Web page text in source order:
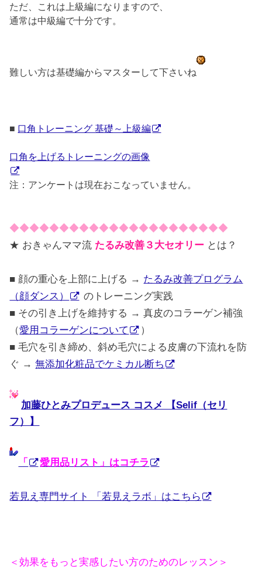
ただ、これは上級編になりますので、
通常は中級編で十分です。
難しい方は基礎編からマスターして下さいね
■ 口角トレーニング 基礎～上級編
口角を上げるトレーニングの画像
注：アンケートは現在おこなっていません。
◆◆◆◆◆◆◆◆◆◆◆◆◆◆◆◆◆◆◆◆◆◆
★ おきゃんママ流 たるみ改善３大セオリー とは？
■ 顔の重心を上部に上げる → たるみ改善プログラム
（顔ダンス）
のトレーニング実践
■ その引き上げを維持する → 真皮のコラーゲン補強
（愛用コラーゲンについて
）
■ 毛穴を引き締め、斜め毛穴による皮膚の下流れを防
ぐ →無添加化粧品でケミカル断ち
加藤ひとみプロデュース コスメ 【Selif（セリ
フ）】
「 愛用品リスト」はコチラ
若見え専門サイト 「若見えラボ」はこちら
＜効果をもっと実感したい方のためのレッスン＞